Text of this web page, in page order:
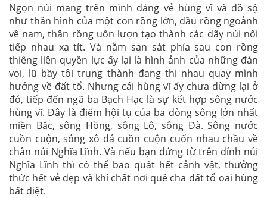
Ngọn núi mang trên mình dáng vẻ hùng vĩ và đồ sộ
như thân hình của một con rồng lớn, đầu rồng ngoảnh
về nam, thân rồng uốn lượn tạo thành các dãy núi nối
tiếp nhau xa tít. Và nằm san sát phía sau con rồng
thiêng liên quyền lực ấy lại là hình ảnh của những đàn
voi, lũ bầy tôi trung thành đang thi nhau quay mình
hướng về đất tổ. Nhưng cái hùng vĩ ấy chưa dừng lại ở
đó, tiếp đến ngã ba Bạch Hạc là sự kết hợp sông nước
hùng vĩ. Đây là điểm hội tụ của ba dòng sông lớn nhất
miền Bắc, sông Hồng, sông Lô, sông Đà. Sông nước
cuồn cuộn, sóng xô đá cuồn cuộn cuốn nhau chầu về
chân núi Nghĩa Lĩnh. Và nếu bạn đứng từ trên đỉnh núi
Nghĩa Lĩnh thì có thể bao quát hết cảnh vật, thưởng
thức hết vẻ đẹp và khí chất nơi quê cha đất tổ oai hùng
bất diệt.